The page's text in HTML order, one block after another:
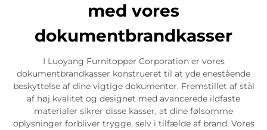
med vores
dokumentbrandkasser
I Luoyang Furnitopper Corporation er vores
dokumentbrandkasser konstrueret til at yde enestående
beskyttelse af dine vigtige dokumenter. Fremstillet af stål
af høj kvalitet og designet med avancerede ildfaste
materialer sikrer disse kasser, at dine følsomme
oplysninger forbliver trygge, selv i tilfælde af brand. Vores